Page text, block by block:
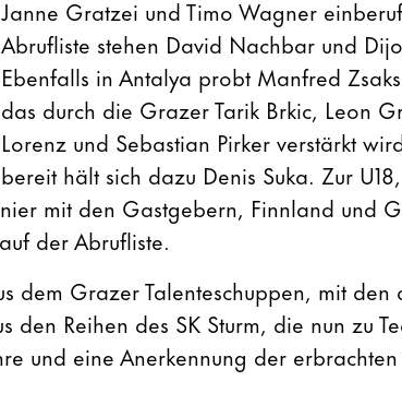
Janne Gratzei und Timo Wagner
Abrufliste stehen David Nachbar und
Ebenfalls in Antalya probt Manfred Zsaks
das durch die Grazer Tarik Brkic, Leon
Lorenz und Sebastian Pirker verstärkt
bereit hält sich dazu Denis Suka. Zur
mit den Gastgebern, Finnland und
der Abrufliste.
dem Grazer Talenteschuppen, mit den
den Reihen des SK Sturm, die nun zu
und eine Anerkennung der erbrachten